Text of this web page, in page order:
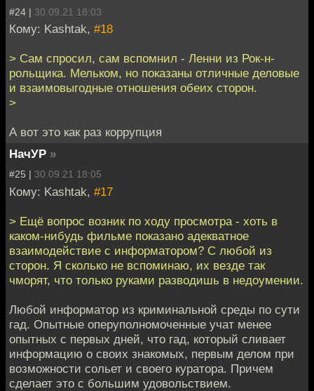
#24 | 30.09.21 18:03
Кому: Kashtak, #18
> Сам спросил, сам вспомнил - Ленни из Рок-н-
рольщика. Мельком, но показаны отличные деловые
и взаимовыгодные отношения обеих сторон.
>
А вот это как раз коррупция
НачУР »
#25 | 30.09.21 18:05
Кому: Kashtak, #17
> Ещё вопрос возник по ходу просмотра - хоть в
каком-нибудь фильме показано адекватное
взаимодействие с информатором? С любой из
сторон. Я сколько не вспоминаю, их везде так
чморят, что только руками разводишь в недоумении.
Любой информатор из криминальной среды по сути
гад. Опытные оперуполномоченные учат менее
опытных с первых дней, что гад, который сливает
информацию о своих знакомых, первым делом при
возможности сольет и своего куратора. Причем
сделает это с большим удовольствием.